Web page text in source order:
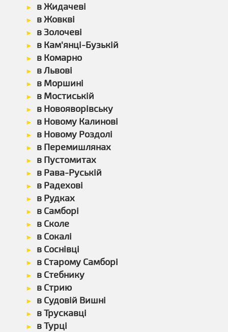
в Жидачеві
в Жовкві
в Золочеві
в Кам'янці-Бузькій
в Комарно
в Львові
в Моршині
в Мостиській
в Новояворівську
в Новому Калинові
в Новому Роздолі
в Перемишлянах
в Пустомитах
в Рава-Руській
в Радехові
в Рудках
в Самборі
в Сколе
в Сокалі
в Соснівці
в Старому Самборі
в Стебнику
в Стрию
в Судовій Вишні
в Трускавці
в Турці